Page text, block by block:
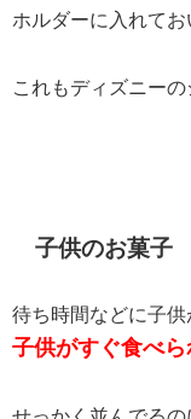
ホルダーに入れてお
これもディズニーの
子供のお菓子
待ち時間などに子
子供がすぐ食べ